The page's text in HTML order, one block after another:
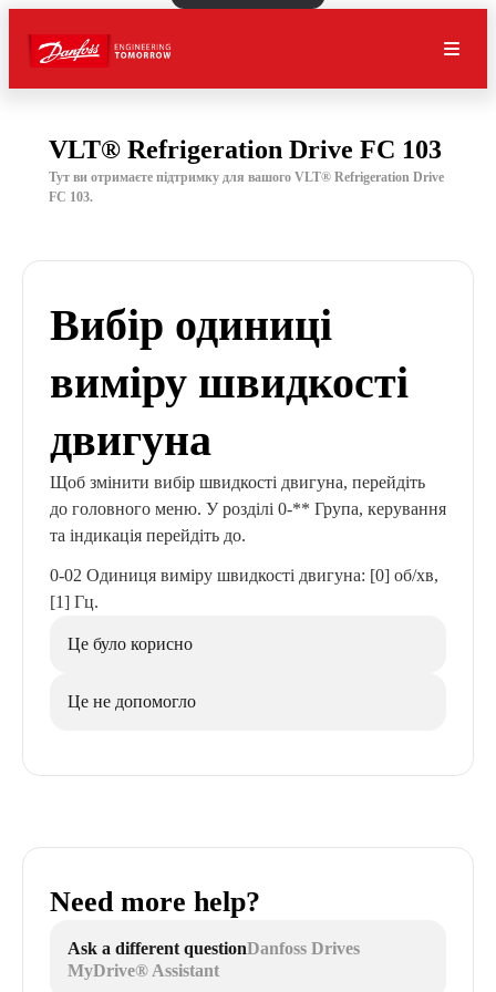
VLT® Refrigeration Drive FC 103
Тут ви отримаєте підтримку для вашого VLT® Refrigeration Drive
FC 103.
Вибір одиниці
виміру швидкості
двигуна
Щоб змінити вибір швидкості двигуна, перейдіть
до головного меню. У розділі 0-** Група, керування
та індикація перейдіть до.
0-02 Одиниця виміру швидкості двигуна: [0] об/хв,
[1] Гц.
Це було корисно
Це не допомогло
Need more help?
Ask a different questionDanfoss Drives
MyDrive® Assistant